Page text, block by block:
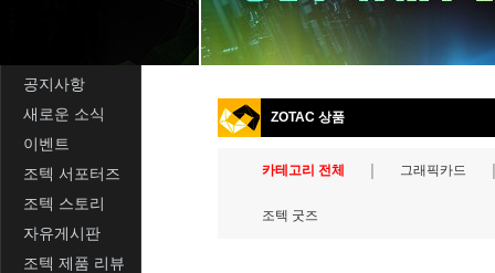
공지사항
새로운 소식
이벤트
조텍 서포터즈
조텍 스토리
자유게시판
조텍 제품 리뷰
ZOTAC 상품
카테고리 전체 그래픽카드
조텍 굿즈